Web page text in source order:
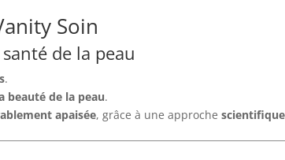
Soin
de la peau
.
beauté de la peau.
apaisée, grâce à une approche